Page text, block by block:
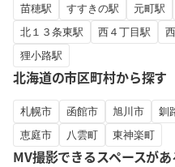
苗穂駅 すすきの駅 元町駅
北１３条東駅
西４丁目駅
狸小路駅
北海道の市区町村から探す
札幌市 函館市 旭川市 釧
恵庭市
八雲町 東神楽町
MV撮影できるスペースが